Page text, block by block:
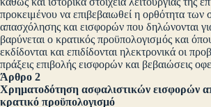
προκειμένου να επιβεβαιωθεί η ορθότητα των
απασχόλησης και εισφορών που δηλώνονται
βαρύνεται ο κρατικός προϋπολογισμός και όπου
εκδίδονται και επιδίδονται ηλεκτρονικά οι
πράξεις επιβολής εισφορών και βεβαιώσεις
Άρθρο 2
Χρηματοδότηση ασφαλιστικών εισφορών
κρατικό προϋπολογισμό